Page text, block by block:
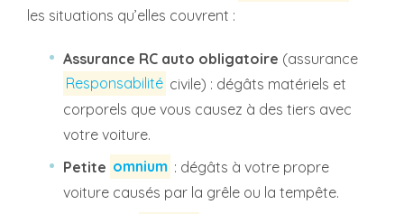
les situations qu’elles couvrent :
Assurance RC auto obligatoire (assurance
Responsabilité civile) : dégâts matériels et
corporels que vous causez à des tiers avec
votre voiture.
Petite omnium : dégâts à votre propre
voiture causés par la grêle ou la tempête.